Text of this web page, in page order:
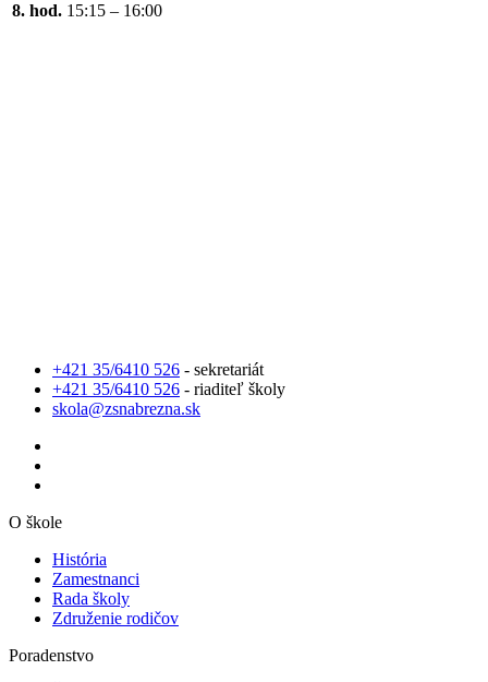
8. hod. 15:15 – 16:00
+421 35/6410 526 - sekretariát
+421 35/6410 526 - riaditeľ školy
skola@zsnabrezna.sk
O škole
História
Zamestnanci
Rada školy
Združenie rodičov
Poradenstvo